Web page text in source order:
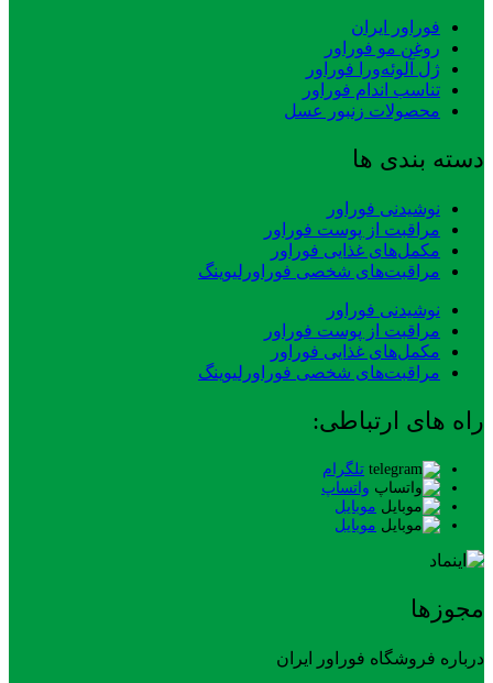
فوراور ایران
روغن مو فوراور
ژل آلوئه‌ورا فوراور
تناسب اندام فوراور
محصولات زنبور عسل
دسته بندی ها
نوشیدنی فوراور
مراقبت از پوست فوراور
مکمل‌های غذایی فوراور
مراقبت‌های شخصی فوراورلیوینگ
نوشیدنی فوراور
مراقبت از پوست فوراور
مکمل‌های غذایی فوراور
مراقبت‌های شخصی فوراورلیوینگ
راه های ارتباطی:
تلگرام
واتساپ
موبایل
موبایل
مجوزها
درباره فروشگاه فوراور ایران